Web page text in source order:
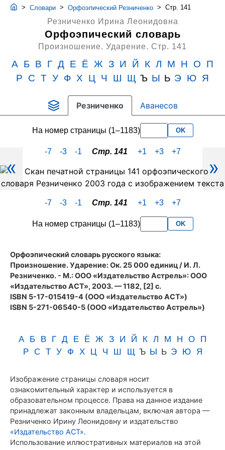
> Словари > Орфоэпический Резниченко > Стр. 141
Резниченко Ирина Леонидовна
Орфоэпический словарь
Произношение. Ударение. Стр. 141
А Б В Г Д Е Ё Ж З И Й К Л М Н О
П
Р
С Т У Ф Х Ц Ч Ш Щ Ъ Ы Ь Э Ю Я
Резниченко Аванесов
На номер страницы (1–1183) OK
-7 -3 -1 Стр. 141 +1 +3 +7
Скан
PDF-
Резниченко
« »
-7 -3 -1 Стр. 141 +1 +3 +7
На номер страницы (1–1183) OK
Орфоэпический словарь русского языка:
Произношение. Ударение: Ок. 25 000 единиц / И. Л.
Резниченко. - М.: ООО «Издательство Астрель»: ООО
«Издательство АСТ», 2003. — 1182, [2] с.
ISBN 5-17-015419-4 (ООО «Издательство АСТ»)
ISBN 5-271-06540-5 (ООО «Издательство Астрель»)
А Б В Г Д Е Ё Ж З И Й К Л М Н О П
Р С Т У Ф Х Ц Ч Ш Щ Ъ Ы Ь Э Ю Я
Изображение страницы словаря носит
ознакомительный характер и используется в
образовательном процессе. Права на данное издание
принадлежат законным владельцам, включая автора —
Резниченко Ирину Леонидовну и издательство
«Издательство АСТ».
Использование иллюстративных материалов на этой